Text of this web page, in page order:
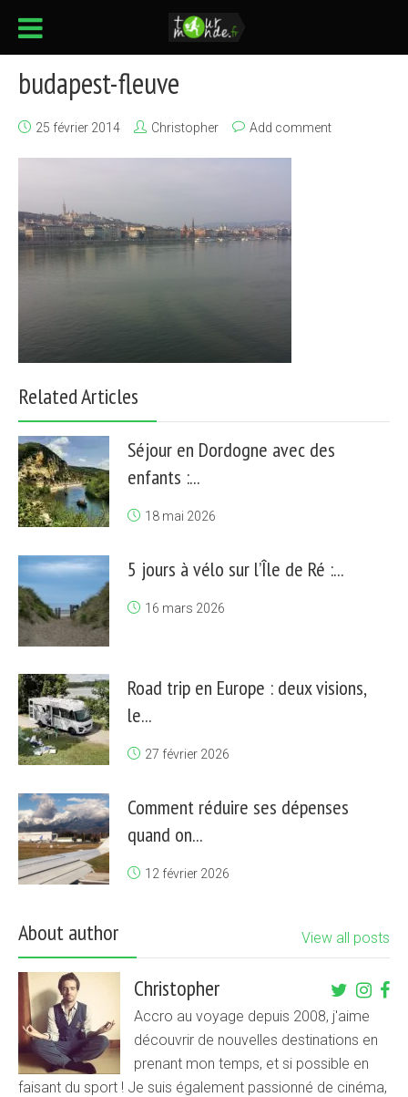
budapest-fleuve
25 février 2014 Christopher Add comment
Related Articles
Séjour en Dordogne avec des
enfants :...
18 mai 2026
5 jours à vélo sur l’Île de Ré :...
16 mars 2026
Road trip en Europe : deux visions,
le...
27 février 2026
Comment réduire ses dépenses
quand on...
12 février 2026
About author View all posts
Christopher
Accro au voyage depuis 2008, j'aime
découvrir de nouvelles destinations en
prenant mon temps, et si possible en
faisant du sport ! Je suis également passionné de cinéma,